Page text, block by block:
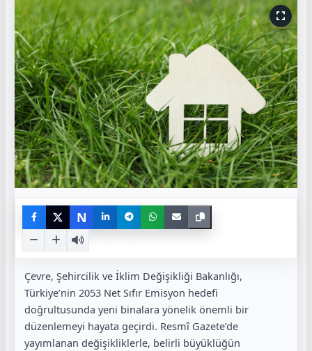
N
Çevre, Şehircilik ve İklim Değişikliği Bakanlığı,
Türkiye’nin 2053 Net Sıfır Emisyon hedefi
doğrultusunda yeni binalara yönelik önemli bir
düzenlemeyi hayata geçirdi. Resmî Gazete’de
yayımlanan değişikliklerle, belirli büyüklüğün